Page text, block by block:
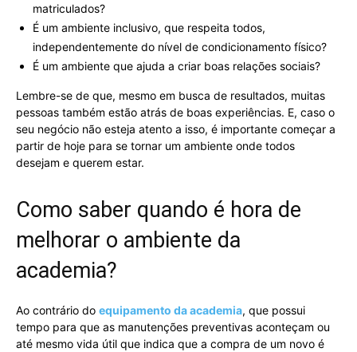
matriculados?
É um ambiente inclusivo, que respeita todos,
independentemente do nível de condicionamento físico?
É um ambiente que ajuda a criar boas relações sociais?
Lembre-se de que, mesmo em busca de resultados, muitas
pessoas também estão atrás de boas experiências. E, caso o
seu negócio não esteja atento a isso, é importante começar a
partir de hoje para se tornar um ambiente onde todos
desejam e querem estar.
Como saber quando é hora de
melhorar o ambiente da
academia?
Ao contrário do equipamento da academia, que possui
tempo para que as manutenções preventivas aconteçam ou
até mesmo vida útil que indica que a compra de um novo é